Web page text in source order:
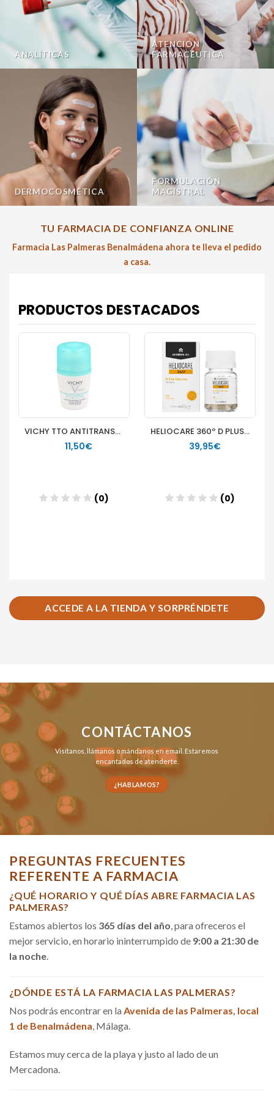
ANALÍTICAS
ATENCIÓN
FARMACÉUTICA
DERMOCOSMÉTICA
FORMULACIÓN
MAGISTRAL
TU FARMACIA DE CONFIANZA ONLINE
Farmacia Las Palmeras Benalmádena ahora te lleva el pedido
a casa.
ACCEDE A LA TIENDA Y SORPRÉNDETE
CONTÁCTANOS
Visítanos, llámanosomándanos en email . Estaremos
encantados de atenderte.
¿HABLAMOS?
PREGUNTAS FRECUENTES
REFERENTE A FARMACIA
¿QUÉ HORARIO Y QUÉ DÍAS ABRE FARMACIA LAS
PALMERAS?
Estamos abiertos los 365 días del año, para ofreceros el
mejor servicio, en horario ininterrumpido de 9:00 a 21:30 de
la noche.
¿DÓNDE ESTÁ LA FARMACIA LAS PALMERAS?
Nos podrás encontrar en la Avenida de las Palmeras, local
1 de Benalmádena, Málaga.
Estamos muy cerca de la playa y justo al lado de un
Mercadona.